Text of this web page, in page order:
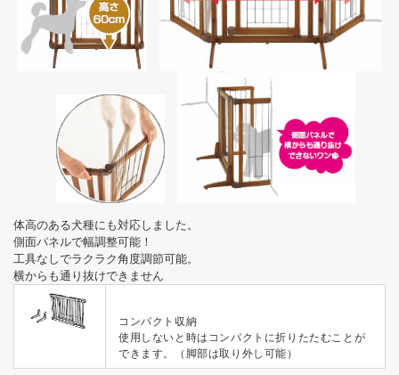
体高のある犬種にも対応しました。
側面パネルで幅調整可能！
工具なしでラクラク角度調節可能。
横からも通り抜けできません
コンパクト収納
使用しないと時はコンパクトに折りたたむことが
できます。（脚部は取り外し可能）